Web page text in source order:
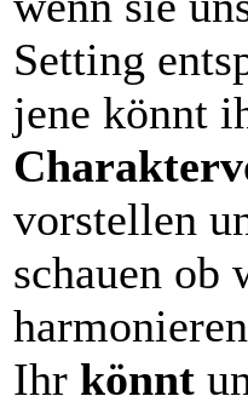
Setting
jene könnt
vorstellen
schauen ob
Ihr könnt